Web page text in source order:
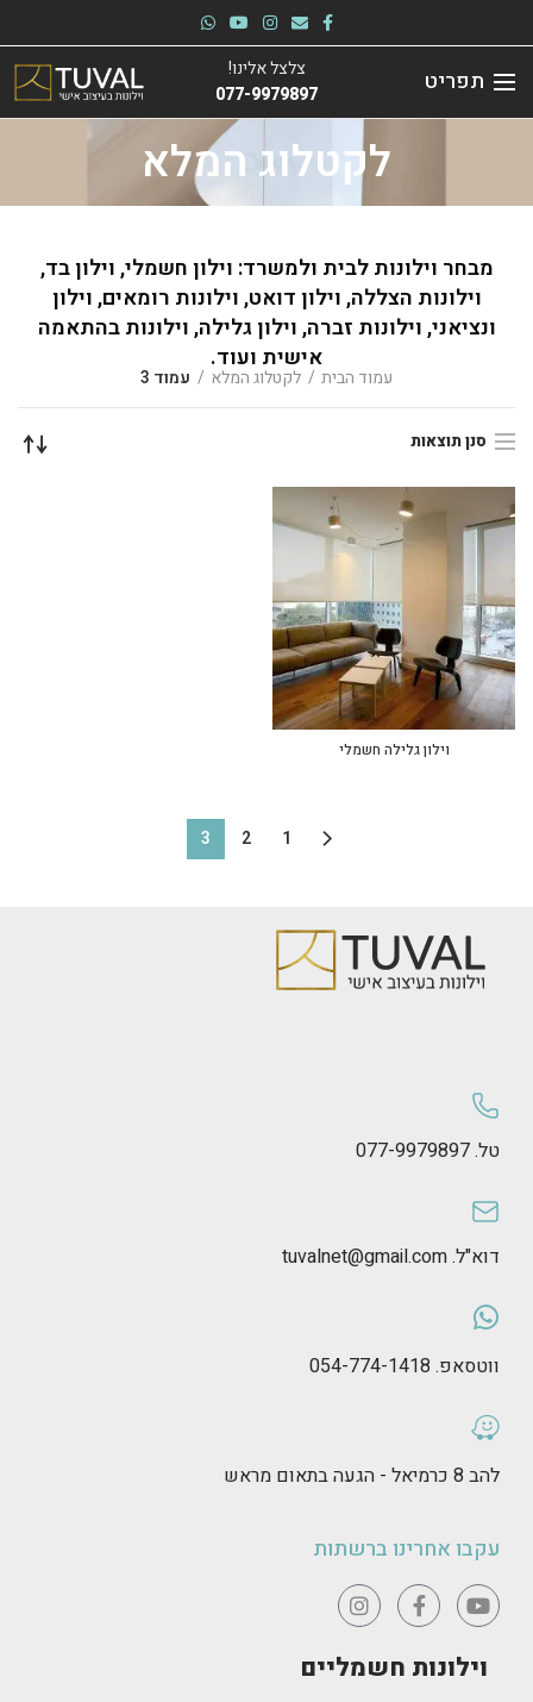
תפריט
צלצל אלינו!
077-9979897
לקטלוג המלא
מבחר וילונות לבית ולמשרד: וילון חשמלי, וילון בד,
וילונות הצללה, וילון דואט, וילונות רומאים, וילון
ונציאני, וילונות זברה, וילון גלילה, וילונות בהתאמה
אישית ועוד.
עמוד הבית לקטלוג המלא עמוד 3
סנן תוצאות
וילון גלילה חשמלי
1
2
3
טל. 077-9979897
דוא"ל. tuvalnet@gmail.com
ווטסאפ. 054-774-1418
להב 8 כרמיאל - הגעה בתאום מראש
עקבו אחרינו ברשתות
וילונות חשמליים